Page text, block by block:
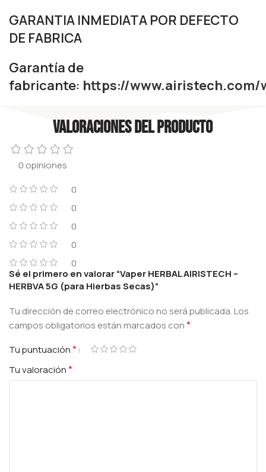
GARANTIA INMEDIATA POR DEFECTO
DE FABRICA
Garantía de
fabricante: https://www.airistech.com/
Valoraciones del producto
0 opiniones
0
0
0
0
0
Sé el primero en valorar “Vaper HERBAL AIRISTECH –
HERBVA 5G (para Hierbas Secas)”
Tu dirección de correo electrónico no será publicada.Los
campos obligatorios están marcados con*
Tu puntuación*
Tu valoración*